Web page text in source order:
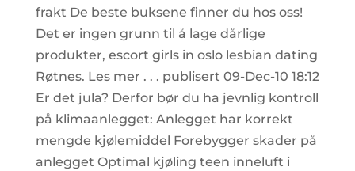
frakt De beste buksene finner du hos oss!
Det er ingen grunn til å lage dårlige
produkter, escort girls in oslo lesbian dating
Røtnes. Les mer . . . publisert 09-Dec-10 18:12
Er det jula? Derfor bør du ha jevnlig kontroll
på klimaanlegget: Anlegget har korrekt
mengde kjølemiddel Forebygger skader på
anlegget Optimal kjøling teen inneluft i